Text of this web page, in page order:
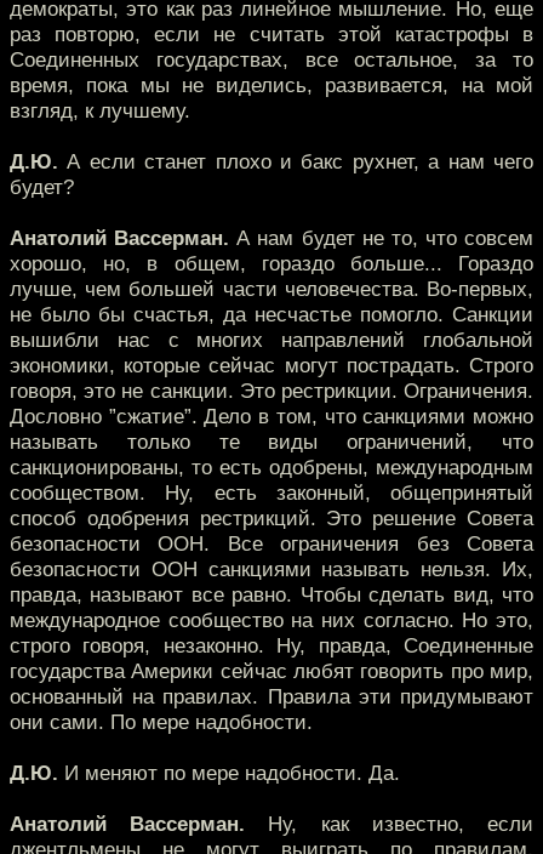
демократы, это как раз линейное мышление. Но, еще
раз повторю, если не считать этой катастрофы в
Соединенных государствах, все остальное, за то
время, пока мы не виделись, развивается, на мой
взгляд, к лучшему.
Д.Ю. А если станет плохо и бакс рухнет, а нам чего
будет?
Анатолий Вассерман. А нам будет не то, что совсем
хорошо, но, в общем, гораздо больше... Гораздо
лучше, чем большей части человечества. Во-первых,
не было бы счастья, да несчастье помогло. Санкции
вышибли нас с многих направлений глобальной
экономики, которые сейчас могут пострадать. Строго
говоря, это не санкции. Это рестрикции. Ограничения.
Дословно ”сжатие”. Дело в том, что санкциями можно
называть только те виды ограничений, что
санкционированы, то есть одобрены, международным
сообществом. Ну, есть законный, общепринятый
способ одобрения рестрикций. Это решение Совета
безопасности ООН. Все ограничения без Совета
безопасности ООН санкциями называть нельзя. Их,
правда, называют все равно. Чтобы сделать вид, что
международное сообщество на них согласно. Но это,
строго говоря, незаконно. Ну, правда, Соединенные
государства Америки сейчас любят говорить про мир,
основанный на правилах. Правила эти придумывают
они сами. По мере надобности.
Д.Ю. И меняют по мере надобности. Да.
Анатолий Вассерман. Ну, как известно, если